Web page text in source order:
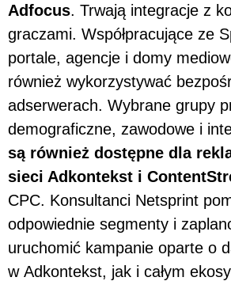
Adfocus. Trwają integracje z
graczami. Współpracujące ze
portale, agencje i domy
również wykorzystywać
adserwerach. Wybrane grupy
demograficzne, zawodowe i
są również dostępne dla
sieci Adkontekst i
CPC. Konsultanci Netsprint
odpowiednie segmenty i
uruchomić kampanie oparte o
w Adkontekst, jak i całym